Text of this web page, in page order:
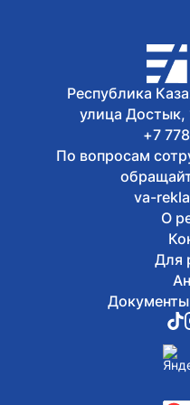
Рустама
5 августа,
с
проходит
Республика
улица
+7
По вопросам
va-
О
Для